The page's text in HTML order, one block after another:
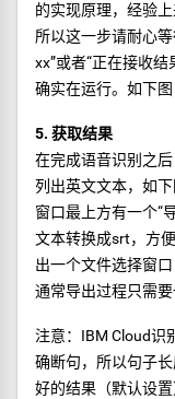
的实现原理，经验
所以这一步请耐心
xx”或者“正在接收
确实在运行。如下图
5. 获取结果
在完成语音识别之
列出英文文本，如下
窗口最上方有一个“
文本转换成srt，方
出一个文件选择窗
通常导出过程只需要
注意：IBM Cloud识
确断句，所以句子
好的结果（默认设置